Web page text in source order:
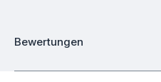
Bewertungen